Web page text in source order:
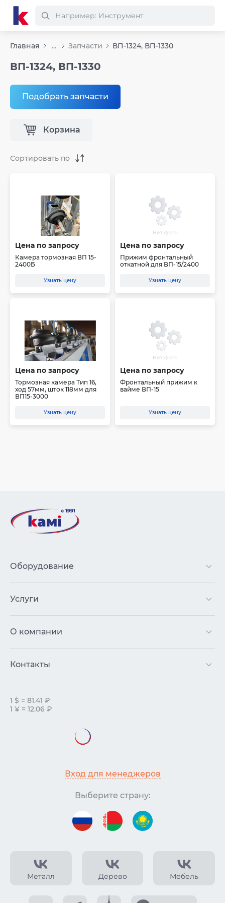
Главная ... Запчасти ВП-1324, ВП-1330
ВП-1324, ВП-1330
Подобрать запчасти
Корзина
Цена по запросу
Камера тормозная ВП 15-
2400Б
Узнать цену
Цена по запросу
Прижим фронтальный
откатной для ВП-15/2400
Узнать цену
Цена по запросу
Тормозная камера Тип 16,
ход 57мм, шток 118мм для
ВП15-3000
Узнать цену
Цена по запросу
Фронтальный прижим к
вайме ВП-15
Узнать цену
Металл Дерево Мебель
Оборудование
Услуги
О компании
Контакты
1 $ = 81.41 ₽
1 ¥ = 12.06 ₽
Вход для менеджеров
Выберите страну: